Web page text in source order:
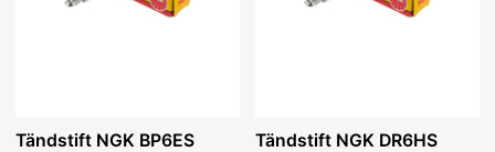
Tändstift NGK BP6ES Tändstift NGK DR6HS